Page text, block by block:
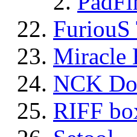
FuriouS
Miracle
NCK
RIFF